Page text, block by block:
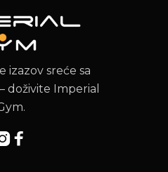
izazov sreće sa
doživite Imperial
